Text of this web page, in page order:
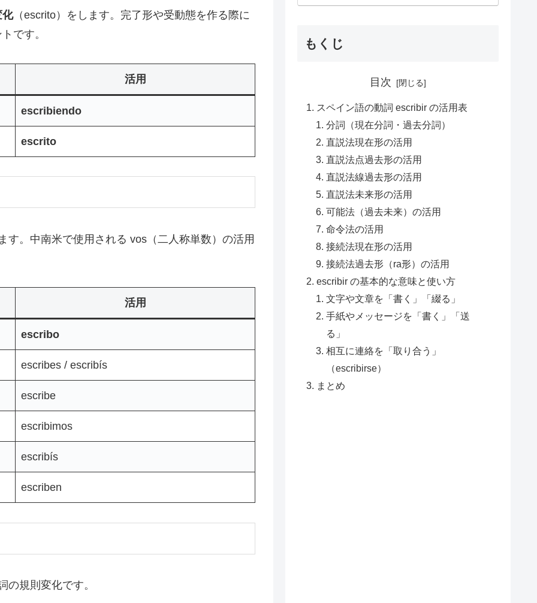
化（escrito）をします。完了形や受動態を作る際に
です。
活用
escribiendo
escrito
。中南米で使用される vos（二人称単数）の活用
活用
escribo
escribes / escribís
escribe
escribimos
escribís
escriben
の規則変化です。
もくじ
目次
スペイン語の動詞 escribir の活用表
分詞（現在分詞・過去分詞）
直説法現在形の活用
直説法点過去形の活用
直説法線過去形の活用
直説法未来形の活用
可能法（過去未来）の活用
命令法の活用
接続法現在形の活用
接続法過去形（ra形）の活用
escribir の基本的な意味と使い方
文字や文章を「書く」「綴る」
手紙やメッセージを「書く」「送
る」
相互に連絡を「取り合う」
（escribirse）
まとめ